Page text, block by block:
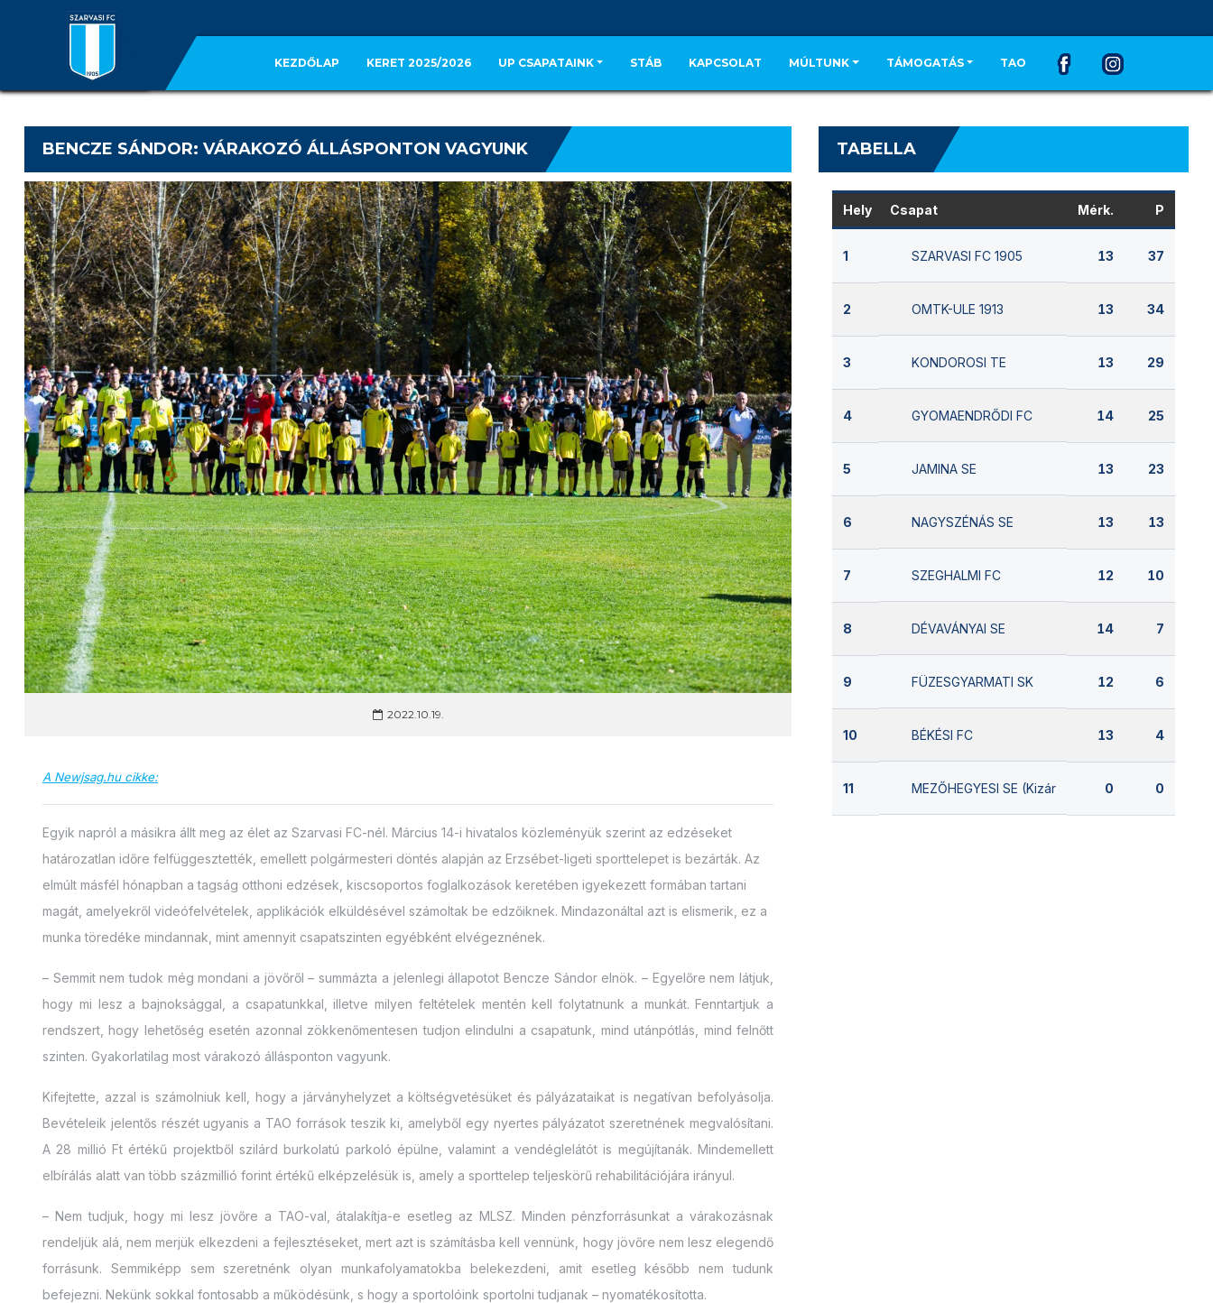
KEZDŐLAP KERET 2025/2026 UP CSAPATAINK STÁB KAPCSOLAT MÚLTUNK TÁMOGATÁS TAO
BENCZE SÁNDOR: VÁRAKOZÓ ÁLLÁSPONTON VAGYUNK
2022.10.19.
A Newjsag.hu cikke:
Egyik napról a másikra állt meg az élet az Szarvasi FC-nél. Március 14-i hivatalos közleményük szerint az edzéseket
határozatlan időre felfüggesztették, emellett polgármesteri döntés alapján az Erzsébet-ligeti sporttelepet is bezárták. Az
elmúlt másfél hónapban a tagság otthoni edzések, kiscsoportos foglalkozások keretében igyekezett formában tartani
magát, amelyekről videófelvételek, applikációk elküldésével számoltak be edzőiknek. Mindazonáltal azt is elismerik, ez a
munka töredéke mindannak, mint amennyit csapatszinten egyébként elvégeznének.
– Semmit nem tudok még mondani a jövőről – summázta a jelenlegi állapotot Bencze Sándor elnök. – Egyelőre nem látjuk,
hogy mi lesz a bajnoksággal, a csapatunkkal, illetve milyen feltételek mentén kell folytatnunk a munkát. Fenntartjuk a
rendszert, hogy lehetőség esetén azonnal zökkenőmentesen tudjon elindulni a csapatunk, mind utánpótlás, mind felnőtt
szinten. Gyakorlatilag most várakozó állásponton vagyunk.
Kifejtette, azzal is számolniuk kell, hogy a járványhelyzet a költségvetésüket és pályázataikat is negatívan befolyásolja.
Bevételeik jelentős részét ugyanis a TAO források teszik ki, amelyből egy nyertes pályázatot szeretnének megvalósítani.
A 28 millió Ft értékű projektből szilárd burkolatú parkoló épülne, valamint a vendéglelátót is megújítanák. Mindemellett
elbírálás alatt van több százmillió forint értékű elképzelésük is, amely a sporttelep teljeskörű rehabilitációjára irányul.
– Nem tudjuk, hogy mi lesz jövőre a TAO-val, átalakítja-e esetleg az MLSZ. Minden pénzforrásunkat a várakozásnak
rendeljük alá, nem merjük elkezdeni a fejlesztéseket, mert azt is számításba kell vennünk, hogy jövőre nem lesz elegendő
forrásunk. Semmiképp sem szeretnénk olyan munkafolyamatokba belekezdeni, amit esetleg később nem tudunk
befejezni. Nekünk sokkal fontosabb a működésünk, s hogy a sportolóink sportolni tudjanak – nyomatékosította.
TABELLA
Hely Csapat Mérk. P
1 SZARVASI FC 1905 13 37
2 OMTK-ULE 1913 13 34
3 KONDOROSI TE 13 29
4 GYOMAENDRŐDI FC 14 25
5 JAMINA SE 13 23
6 NAGYSZÉNÁS SE 13 13
7 SZEGHALMI FC 12 10
8 DÉVAVÁNYAI SE 14 7
9 FÜZESGYARMATI SK 12 6
10 BÉKÉSI FC 13 4
11 MEZŐHEGYESI SE (Kizárva) 0 0